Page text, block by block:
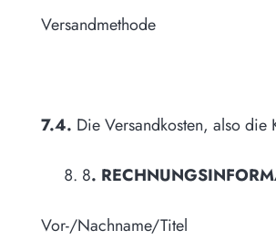
Versandmethode
7.4. Die Versandkosten, also die
8.
Vor-/Nachname/Titel